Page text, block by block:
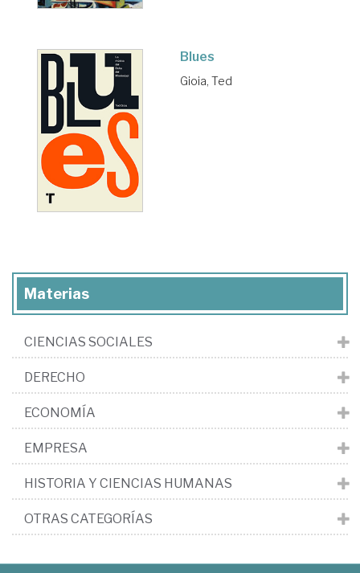
Blues
Gioia, Ted
Materias
CIENCIAS SOCIALES
DERECHO
ECONOMÍA
EMPRESA
HISTORIA Y CIENCIAS HUMANAS
OTRAS CATEGORÍAS